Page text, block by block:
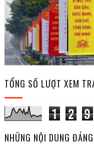
TỔNG SỐ LƯỢT XEM
1 2 9
NHỮNG NỘI DUNG